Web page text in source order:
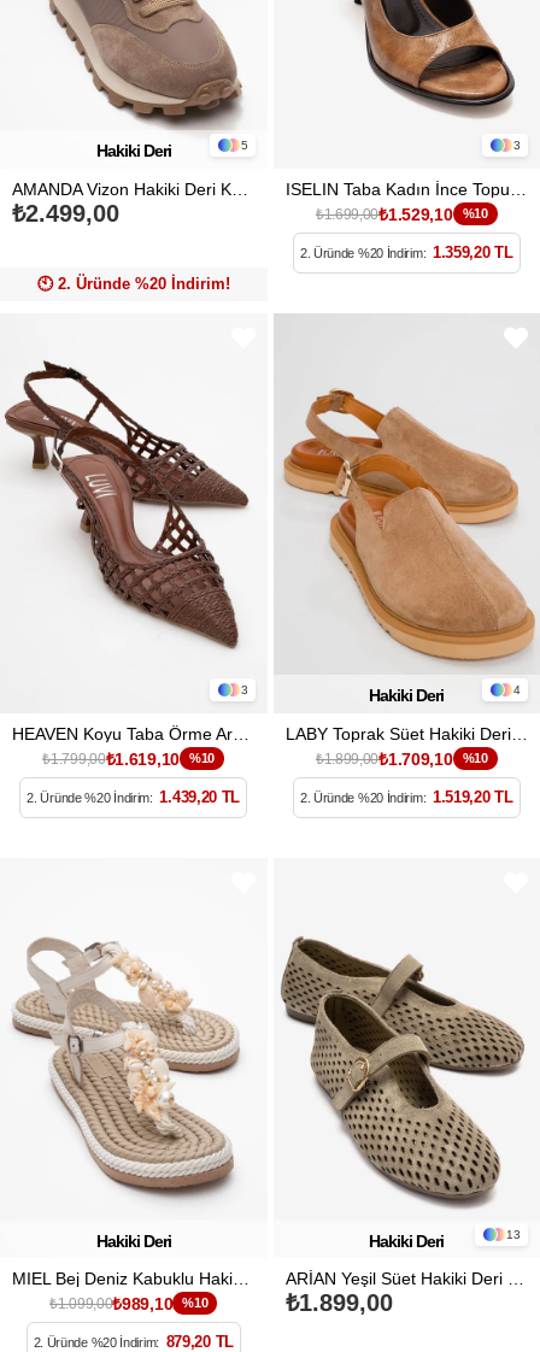
5
₺2.499,00
🕙️ 2. Üründe %20 İndirim!
Hakiki Deri 3
₺1.699,00₺1.529,10 %10
2. Üründe %20 İndirim: 1.359,20 TL
3
₺1.799,00₺1.619,10 %10
2. Üründe %20 İndirim: 1.439,20 TL
4
LABY Toprak Süet Hakiki Deri Kadın Sandalet
₺1.899,00₺1.709,10 %10
2. Üründe %20 İndirim: 1.519,20 TL
Hakiki Deri
₺1.099,00₺989,10 %10
2. Üründe %20 İndirim: 879,20 TL
Hakiki Deri 13
₺1.899,00
Hakiki Deri